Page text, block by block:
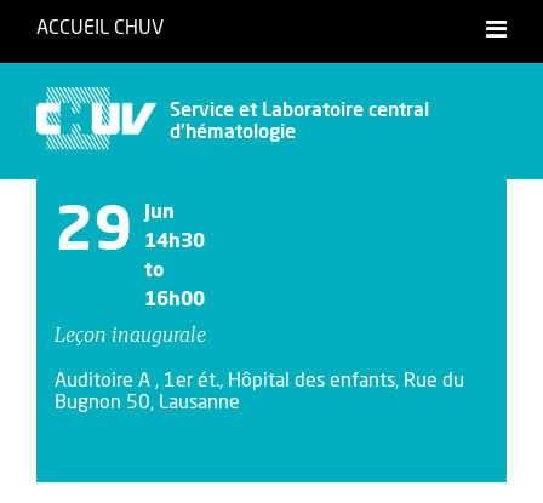
ACCUEIL CHUV
Service et Laboratoire central
d'hématologie
29
Jun
14h30
to
16h00
Leçon inaugurale
Auditoire A , 1er ét., Hôpital des enfants, Rue du
Bugnon 50, Lausanne